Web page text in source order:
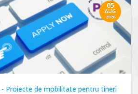
05
AUG
2026
Proiecte de mobilitate pentru tineri